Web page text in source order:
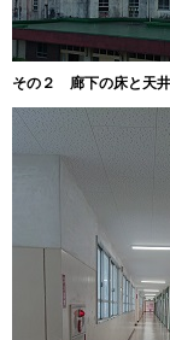
その２ 廊下の床と天